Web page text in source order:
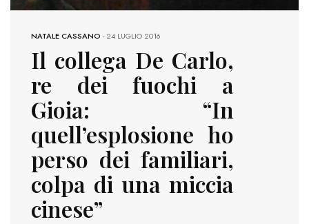
NATALE CASSANO -24 LUGLIO 2016
Il collega De Carlo,
re dei fuochi a
Gioia: “In
quell’esplosione ho
perso dei familiari,
colpa di una miccia
cinese”